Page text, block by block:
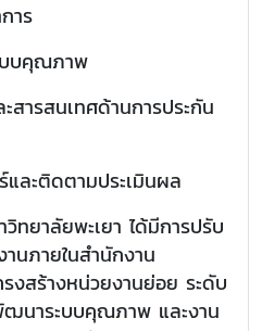
าร
คุณภาพ
รสนเทศด้านการประกัน
ติดตามประเมินผล
าลัยพะเยา ได้มีการปรับ
นภายในสำนักงาน
งสร้างหน่วยงานย่อย ระดับ
นาระบบคุณภาพ และงาน